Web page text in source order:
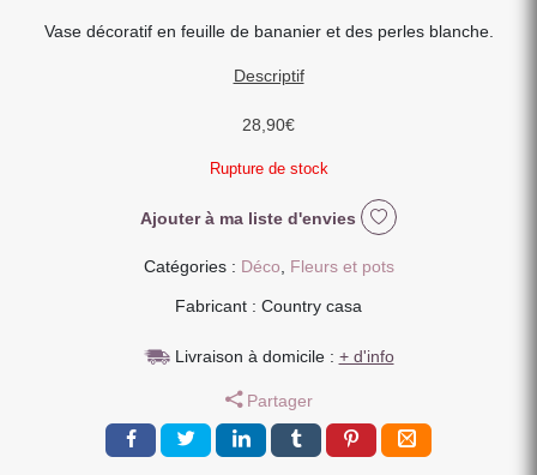
Vase décoratif en feuille de bananier et des perles blanche.
Descriptif
28,90€
Rupture de stock
Ajouter à ma liste d'envies
Catégories : Déco Fleurs et pots
Fabricant : Country casa
Livraison à domicile : + d'info
Partager